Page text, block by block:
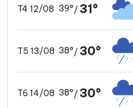
T4 12/08 39°/31°
T5 13/08 38°/30°
T6 14/08 38°/30°